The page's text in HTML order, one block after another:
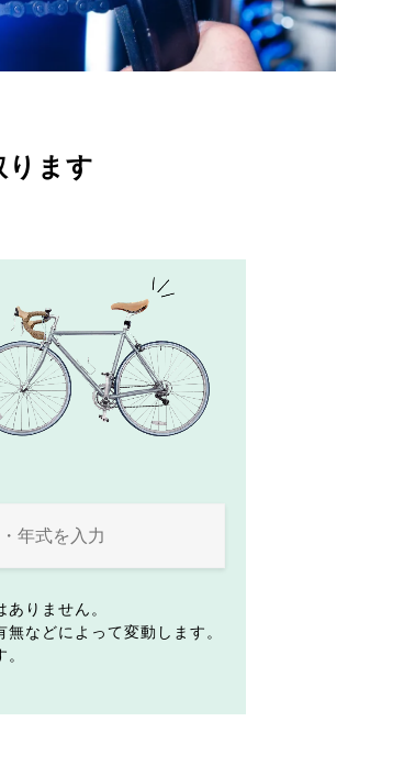
ります
りません。
などによって変動します。